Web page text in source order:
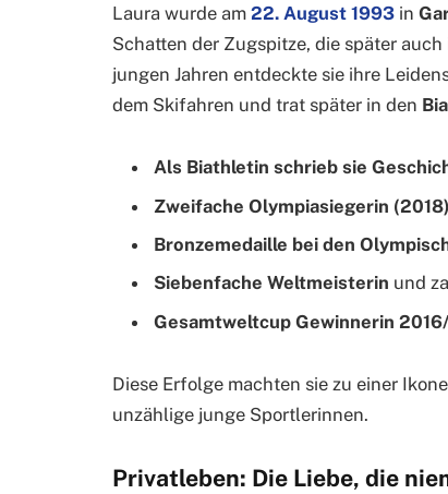
Laura wurde am 22. August 1993 in
Schatten der Zugspitze, die später
jungen Jahren entdeckte sie ihre
dem Skifahren und trat später in den
Als Biathletin schrieb sie
Zweifache Olympiasiegerin (2018)
Bronzemedaille bei den
Siebenfache Weltmeisterin und
Gesamtweltcup Gewinnerin
Diese Erfolge machten sie zu einer
unzählige junge Sportlerinnen.
Privatleben: Die Liebe, die